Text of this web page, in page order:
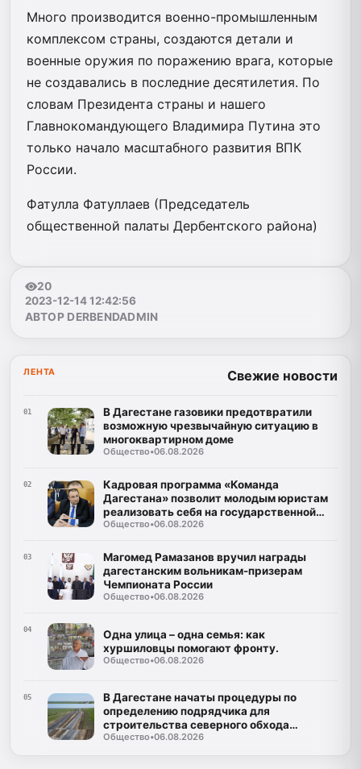
Много производится военно-промышленным
комплексом страны, создаются детали и
военные оружия по поражению врага, которые
не создавались в последние десятилетия. По
словам Президента страны и нашего
Главнокомандующего Владимира Путина это
только начало масштабного развития ВПК
России.
Фатулла Фатуллаев (Председатель
общественной палаты Дербентского района)
20
2023-12-14 12:42:56
АВТОР DERBENDADMIN
ЛЕНТА Свежие новости
01
В Дагестане газовики предотвратили
возможную чрезвычайную ситуацию в
многоквартирном доме
Общество•06.08.2026
02
Кадровая программа «Команда
Дагестана» позволит молодым юристам
реализовать себя на государственной
службе
Общество•06.08.2026
03
Магомед Рамазанов вручил награды
дагестанским вольникам-призерам
Чемпионата России
Общество•06.08.2026
04
Одна улица – одна семья: как
хуршиловцы помогают фронту.
Общество•06.08.2026
05
В Дагестане начаты процедуры по
определению подрядчика для
строительства северного обхода
Махачкалы
Общество•06.08.2026